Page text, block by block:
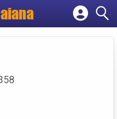
empresa